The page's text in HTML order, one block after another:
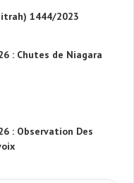
1444/2023
: Chutes de Niagara
: Observation Des